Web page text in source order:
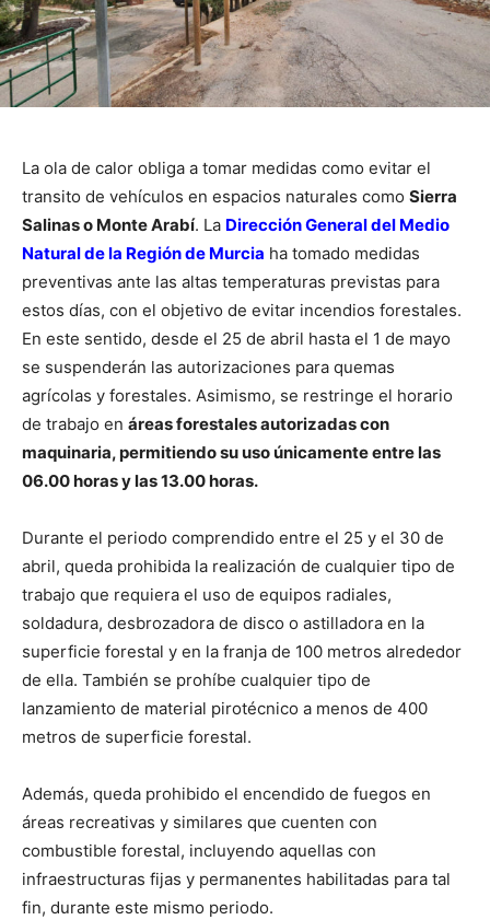
La ola de calor obliga a tomar medidas como evitar el
transito de vehículos en espacios naturales como Sierra
Salinas o Monte Arabí. La Dirección General del Medio
Natural de la Región de Murcia ha tomado medidas
preventivas ante las altas temperaturas previstas para
estos días, con el objetivo de evitar incendios forestales.
En este sentido, desde el 25 de abril hasta el 1 de mayo
se suspenderán las autorizaciones para quemas
agrícolas y forestales. Asimismo, se restringe el horario
de trabajo en áreas forestales autorizadas con
maquinaria, permitiendo su uso únicamente entre las
06.00 horas y las 13.00 horas.
Durante el periodo comprendido entre el 25 y el 30 de
abril, queda prohibida la realización de cualquier tipo de
trabajo que requiera el uso de equipos radiales,
soldadura, desbrozadora de disco o astilladora en la
superficie forestal y en la franja de 100 metros alrededor
de ella. También se prohíbe cualquier tipo de
lanzamiento de material pirotécnico a menos de 400
metros de superficie forestal.
Además, queda prohibido el encendido de fuegos en
áreas recreativas y similares que cuenten con
combustible forestal, incluyendo aquellas con
infraestructuras fijas y permanentes habilitadas para tal
fin, durante este mismo periodo.